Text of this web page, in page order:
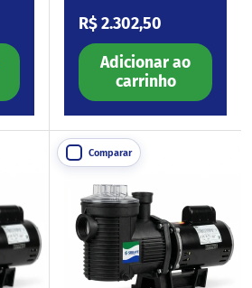
Preço normal
R$ 2.302,50
Adicionar ao
carrinho
Comparar